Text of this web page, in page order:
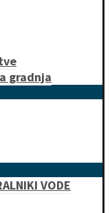
gradnja
VODE